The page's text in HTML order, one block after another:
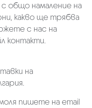
с общо намаление на
какво ще трябва
с нас на
контакти.
на
пишете на email